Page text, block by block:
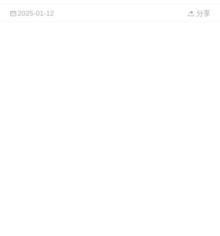
2025-01-12 分享